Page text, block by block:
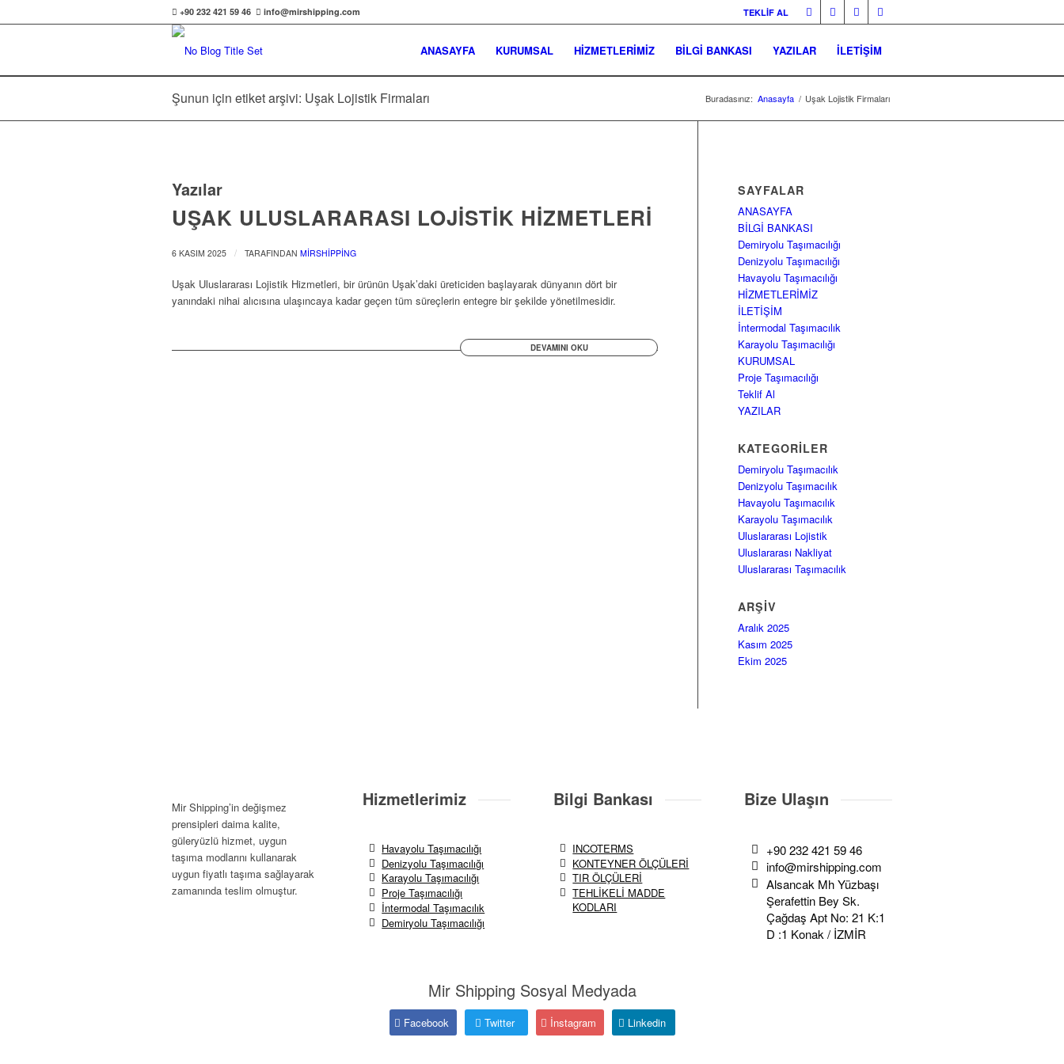
TEKLİF AL
+90 232 421 59 46 info@mirshipping.com
ANASAYFA KURUMSAL HİZMETLERİMİZ BİLGİ BANKASI YAZILAR İLETİŞİM
Şunun için etiket arşivi: Uşak Lojistik Firmaları Buradasınız: Anasayfa / Uşak Lojistik Firmaları
Yazılar
UŞAK ULUSLARARASI LOJISTIK HIZMETLERI
6 KASIM 2025 / TARAFINDAN MIRSHIPPING
Uşak Uluslararası Lojistik Hizmetleri, bir ürünün Uşak’daki üreticiden başlayarak dünyanın dört bir
yanındaki nihai alıcısına ulaşıncaya kadar geçen tüm süreçlerin entegre bir şekilde yönetilmesidir.
DEVAMINI OKU
SAYFALAR
ANASAYFA
BİLGİ BANKASI
Demiryolu Taşımacılığı
Denizyolu Taşımacılığı
Havayolu Taşımacılığı
HİZMETLERİMİZ
İLETİŞİM
İntermodal Taşımacılık
Karayolu Taşımacılığı
KURUMSAL
Proje Taşımacılığı
Teklif Al
YAZILAR
KATEGORILER
Demiryolu Taşımacılık
Denizyolu Taşımacılık
Havayolu Taşımacılık
Karayolu Taşımacılık
Uluslararası Lojistik
Uluslararası Nakliyat
Uluslararası Taşımacılık
ARŞIV
Aralık 2025
Kasım 2025
Ekim 2025
Mir Shipping’in değişmez
prensipleri daima kalite,
güleryüzlü hizmet, uygun
taşıma modlarını kullanarak
uygun fiyatlı taşıma sağlayarak
zamanında teslim olmuştur.
Hizmetlerimiz
Havayolu Taşımacılığı
Denizyolu Taşımacılığı
Karayolu Taşımacılığı
Proje Taşımacılığı
İntermodal Taşımacılık
Demiryolu Taşımacılığı
Bilgi Bankası
INCOTERMS
KONTEYNER ÖLÇÜLERİ
TIR ÖLÇÜLERİ
TEHLİKELİ MADDE
KODLARI
Bize Ulaşın
+90 232 421 59 46
info@mirshipping.com
Alsancak Mh Yüzbaşı
Şerafettin Bey Sk.
Çağdaş Apt No: 21 K:1
D :1 Konak / İZMİR
Mir Shipping Sosyal Medyada
Facebook Twitter İnstagram Linkedin